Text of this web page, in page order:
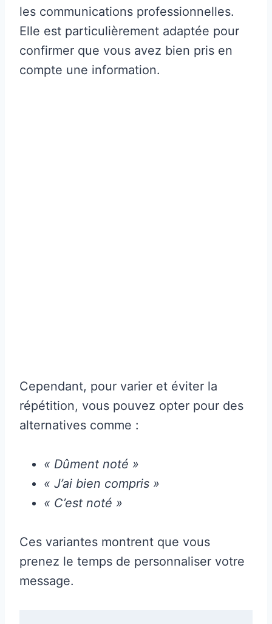
les communications professionnelles.
Elle est particulièrement adaptée pour
confirmer que vous avez bien pris en
compte une information.
Cependant, pour varier et éviter la
répétition, vous pouvez opter pour des
alternatives comme :
« Dûment noté »
« J’ai bien compris »
« C’est noté »
Ces variantes montrent que vous
prenez le temps de personnaliser votre
message.